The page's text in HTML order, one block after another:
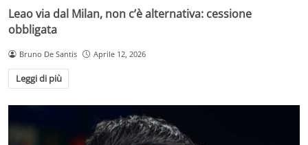
Leao via dal Milan, non c’è alternativa: cessione
obbligata
Bruno De Santis Aprile 12, 2026
Leggi di più